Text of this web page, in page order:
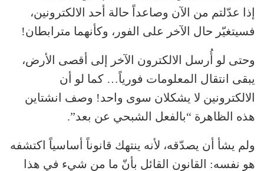
إذا عدّلتم من الآن وصاعداً حالة أحد الالكترونين،
فسيتغيّر حال الآخر على الفور، وكأنهما مترابطان!
وحتى لو أُرسل الالكترون الآخر إلى أقصى الأرض،
يبقى انتقال المعلومات فورياً… كما لو أن
الالكترونين لا يشكلان سوى واحد! وصف انشتاين
هذه الظاهرة “بالفعل الشبحي عن بعد”.
ولم يشأ أن يصدّقه، لأنه ينتهك قانوناً أساسياً اكتشفه
هو نفسه: القانون القائل بأنّ ما من شيء في هذا